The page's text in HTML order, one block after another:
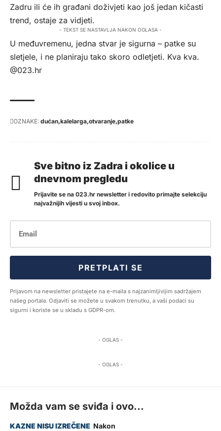
Zadru ili će ih građani doživjeti kao još jedan kičasti
trend, ostaje za vidjeti.
- TEKST SE NASTAVLJA NAKON OGLASA -
U međuvremenu, jedna stvar je sigurna – patke su
sletjele, i ne planiraju tako skoro odletjeti. Kva kva.
@023.hr
OZNAKE: dućan kalelarga otvaranje patke
Sve bitno iz Zadra i okolice u
dnevnom pregledu
Prijavite se na 023.hr newsletter i redovito primajte selekciju
najvažnijih vijesti u svoj inbox.
PRETPLATI SE
Prijavom na newsletter pristajete na e-maila s najzanimljivijim sadržajem
našeg portala. Odjaviti se možete u svakom trenutku, a vaši podaci su
sigurni i koriste se u skladu s GDPR-om.
- OGLAS -
- OGLAS -
Možda vam se sviđa i ovo...
Nakon